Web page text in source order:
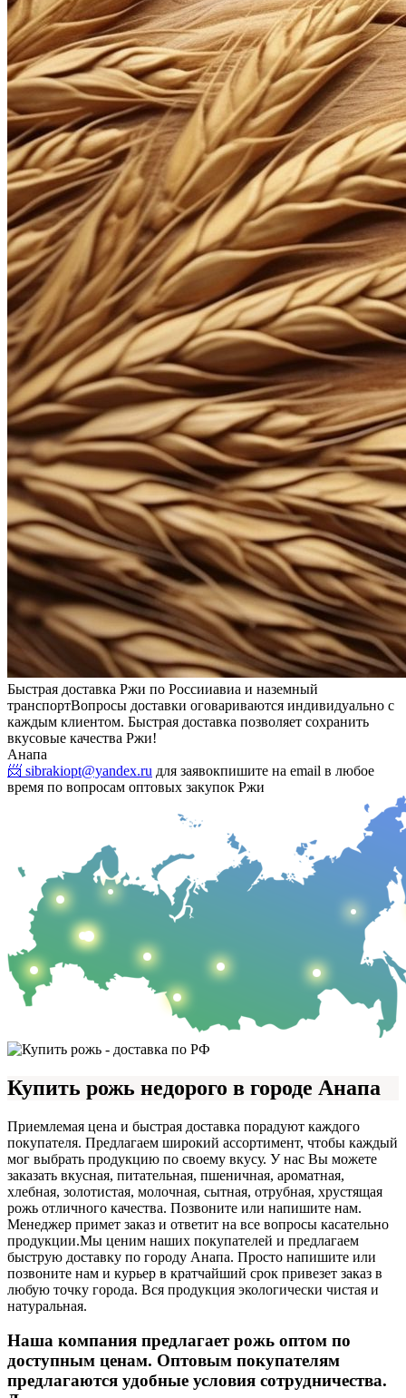
Быстрая доставка Ржи по Россииавиа и наземный
транспортВопросы доставки оговариваются индивидуально с
каждым клиентом. Быстрая доставка позволяет сохранить
вкусовые качества Ржи!
Анапа
📨 sibrakiopt@yandex.ru для заявокпишите на email в любое
время по вопросам оптовых закупок Ржи
Купить рожь недорого в городе Анапа
Приемлемая цена и быстрая доставка порадуют каждого
покупателя. Предлагаем широкий ассортимент, чтобы каждый
мог выбрать продукцию по своему вкусу. У нас Вы можете
заказать вкусная, питательная, пшеничная, ароматная,
хлебная, золотистая, молочная, сытная, отрубная, хрустящая
рожь отличного качества. Позвоните или напишите нам.
Менеджер примет заказ и ответит на все вопросы касательно
продукции.Мы ценим наших покупателей и предлагаем
быструю доставку по городу Анапа. Просто напишите или
позвоните нам и курьер в кратчайший срок привезет заказ в
любую точку города. Вся продукция экологически чистая и
натуральная.
Наша компания предлагает рожь оптом по
доступным ценам. Оптовым покупателям
предлагаются удобные условия сотрудничества.